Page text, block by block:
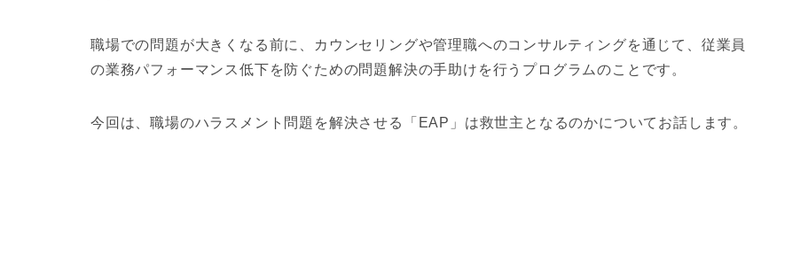
職場での問題が大きくなる前に、カウンセリングや管理職へのコンサルティングを通じて、従業員
の業務パフォーマンス低下を防ぐための問題解決の手助けを行うプログラムのことです。
今回は、職場のハラスメント問題を解決させる「EAP」は救世主となるのかについてお話します。